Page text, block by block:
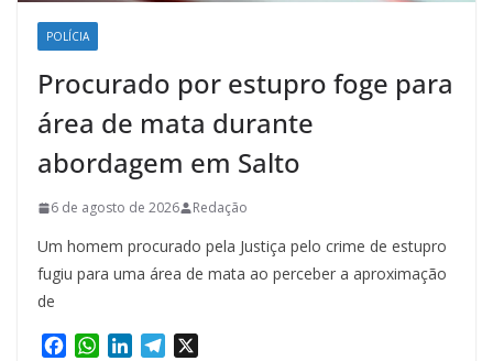
POLÍCIA
Procurado por estupro foge para
área de mata durante
abordagem em Salto
6 de agosto de 2026 Redação
Um homem procurado pela Justiça pelo crime de estupro
fugiu para uma área de mata ao perceber a aproximação
de
W